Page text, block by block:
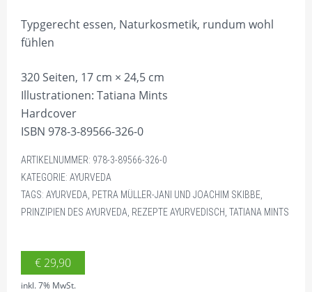
Typgerecht essen, Naturkosmetik, rundum wohl
fühlen
320 Seiten, 17 cm × 24,5 cm
Illustrationen: Tatiana Mints
Hardcover
ISBN 978-3-89566-326-0
ARTIKELNUMMER: 978-3-89566-326-0
KATEGORIE: AYURVEDA
TAGS: AYURVEDA PETRA MÜLLER-JANI UND JOACHIM SKIBBE
PRINZIPIEN DES AYURVEDA REZEPTE AYURVEDISCH TATIANA MINTS
€ 29,90
inkl. 7% MwSt.